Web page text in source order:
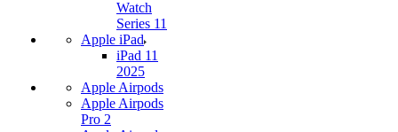
Watch
Series 11
Apple iPad
iPad 11
2025
Apple Airpods
Apple Airpods
Pro 2